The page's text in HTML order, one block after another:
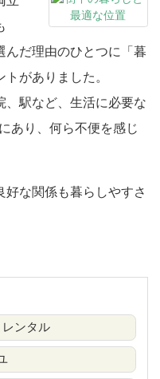
んだ理由のひとつに「暮
がありました。
、駅など、生活に必要な
あり、何ら不便を感じ
な関係も暮らしやすさ
ンタル